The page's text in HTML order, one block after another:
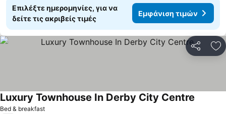
Επιλέξτε ημερομηνίες, για να
δείτε τις ακριβείς τιμές
Εμφάνιση τιμών
Bed & breakfast
Luxury Townhouse In Derby City Centre